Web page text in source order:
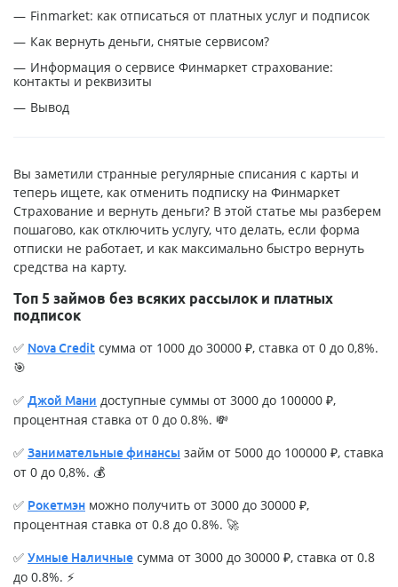
Finmarket: как отписаться от платных услуг и подписок
Как вернуть деньги, снятые сервисом?
Информация о сервисе Финмаркет страхование:
контакты и реквизиты
Вывод
Вы заметили странные регулярные списания с карты и
теперь ищете, как отменить подписку на Финмаркет
Страхование и вернуть деньги? В этой статье мы разберем
пошагово, как отключить услугу, что делать, если форма
отписки не работает, и как максимально быстро вернуть
средства на карту.
Топ 5 займов без всяких рассылок и платных
подписок
✅ Nova Credit сумма от 1000 до 30000 ₽, ставка от 0 до 0,8%.
🎯
✅ Джой Мани доступные суммы от 3000 до 100000 ₽,
процентная ставка от 0 до 0.8%. 💸
✅ Занимательные финансы займ от 5000 до 100000 ₽, ставка
от 0 до 0,8%. 💰
✅ Рокетмэн можно получить от 3000 до 30000 ₽,
процентная ставка от 0.8 до 0.8%. 🚀
✅ Умные Наличные сумма от 3000 до 30000 ₽, ставка от 0.8
до 0.8%. ⚡